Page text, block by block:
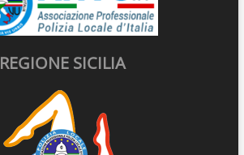
REGIONE SICILIA